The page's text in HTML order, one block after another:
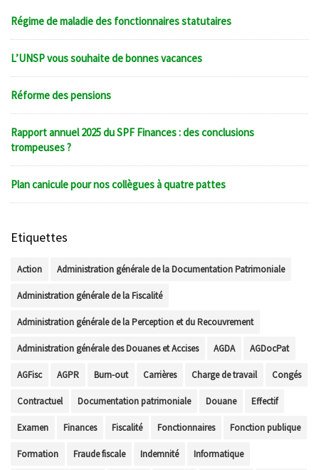
Régime de maladie des fonctionnaires statutaires
L’UNSP vous souhaite de bonnes vacances
Réforme des pensions
Rapport annuel 2025 du SPF Finances : des conclusions
trompeuses ?
Plan canicule pour nos collègues à quatre pattes
Etiquettes
Action Administration générale de la Documentation Patrimoniale
Administration générale de la Fiscalité
Administration générale de la Perception et du Recouvrement
Administration générale des Douanes et Accises AGDA AGDocPat
AGFisc AGPR Burn-out Carrières Charge de travail Congés
Contractuel Documentation patrimoniale Douane Effectif
Examen Finances Fiscalité Fonctionnaires Fonction publique
Formation Fraude fiscale Indemnité Informatique